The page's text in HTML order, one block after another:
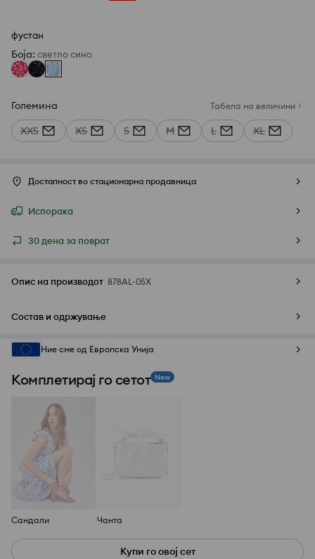
фустан
Боја: светло сино
Големина Табела на величини
XXS XS S M L XL
Достапност во стационарна продавница
Испорака
30 дена за поврат
Опис на производот 878AL-05X
Состав и одржување
Ние сме од Европска Унија
Комплетирај го сетот New
Сандали Чанта
Купи го овој сет